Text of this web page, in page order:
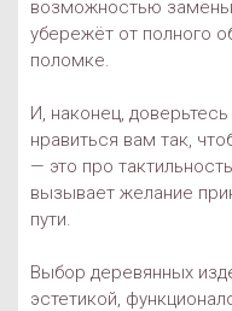
возможностью
убережёт от полного
поломке.
И, наконец,
нравиться вам так,
— это про
вызывает желание
пути.
Выбор деревянных
эстетикой,